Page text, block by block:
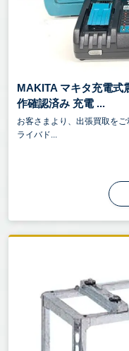
MAKITA マキタ充電式
作確認済み 充電 ...
お客さまより、出張買取を
ライバド...